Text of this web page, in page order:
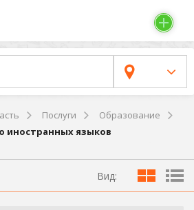
Послуги
Образование
иностранных языков
Вид: